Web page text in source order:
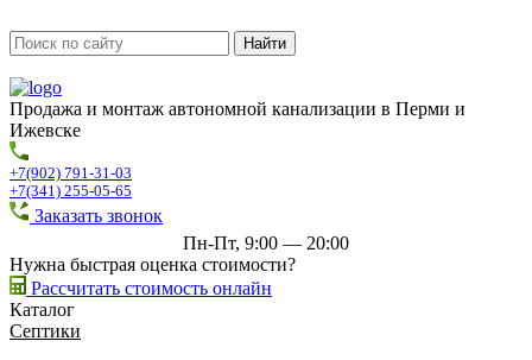
Продажа и монтаж автономной канализации в Перми и
Ижевске
+7(902) 791-31-03
+7(341) 255-05-65
Заказать звонок
Пн-Пт, 9:00 — 20:00
Нужна быстрая оценка стоимости?
Рассчитать стоимость онлайн
Каталог
Септики